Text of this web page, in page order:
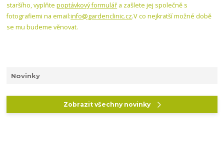
Novinky
Zobrazit všechny novinky
staršího, vyplňtepoptávkový formulář a zašlete jej společně s
fotografiemi na email:info@gardenclinic.cz.V co nejkratší možné době
se mu budeme věnovat.